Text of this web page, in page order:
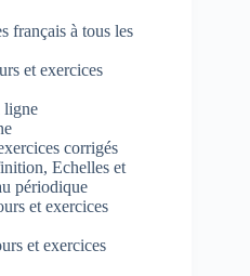
français à tous les
et exercices
ligne
corrigés
Echelles et
périodique
et exercices
et exercices